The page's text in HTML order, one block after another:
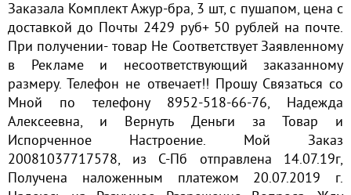
Заказала Комплект Ажур-бра, 3 шт, с пушапом, цена с
доставкой до Почты 2429 руб+ 50 рублей на почте.
При получении- товар Не Соответствует Заявленному
в Рекламе и несоответствующий заказанному
размеру. Телефон не отвечает!! Прошу Связаться со
Мной по телефону 8952-518-66-76, Надежда
Алексеевна, и Вернуть Деньги за Товар и
Испорченное Настроение. Мой Заказ
20081037717578, из С-Пб отправлена 14.07.19г,
Получена наложенным платежом 20.07.2019 г.